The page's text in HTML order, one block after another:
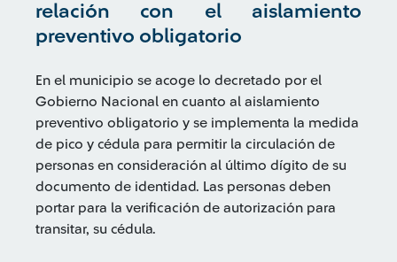
relación con el aislamiento
preventivo obligatorio
En el municipio se acoge lo decretado por el
Gobierno Nacional en cuanto al aislamiento
preventivo obligatorio y se implementa la medida
de pico y cédula para permitir la circulación de
personas en consideración al último dígito de su
documento de identidad. Las personas deben
portar para la verificación de autorización para
transitar, su cédula.